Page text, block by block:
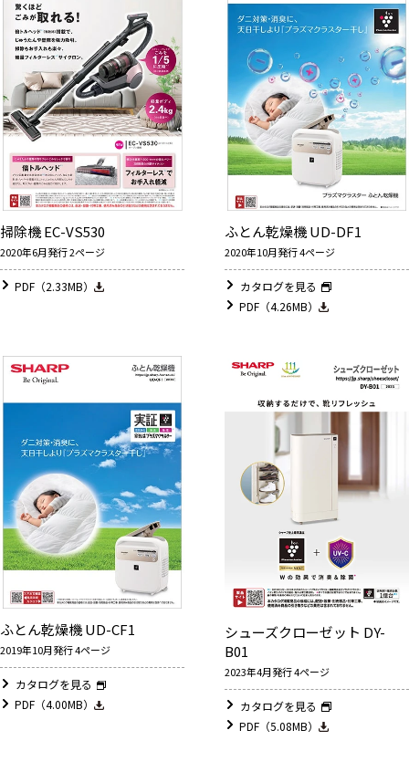
掃除機 EC-VS530
2020年6月発行 2ページ
PDF（2.33MB）
ふとん乾燥機 UD-DF1
2020年10月発行 4ページ
カタログを見る
PDF（4.26MB）
ふとん乾燥機 UD-CF1
2019年10月発行 4ページ
カタログを見る
PDF（4.00MB）
シューズクローゼット DY-
B01
2023年4月発行 4ページ
カタログを見る
PDF（5.08MB）